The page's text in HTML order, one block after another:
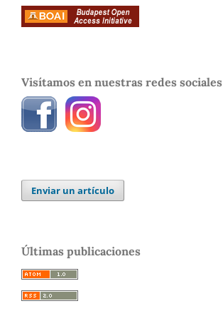
Visítamos en nuestras redes sociales
Enviar un artículo
Últimas publicaciones